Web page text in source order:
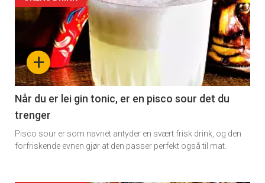
detail
section
11
Dagens
rett
+
Når du er lei gin tonic, er en pisco sour det du
trenger
Pisco sour er som navnet antyder en svært frisk drink, og den
forfriskende evnen gjør at den passer perfekt også til mat.